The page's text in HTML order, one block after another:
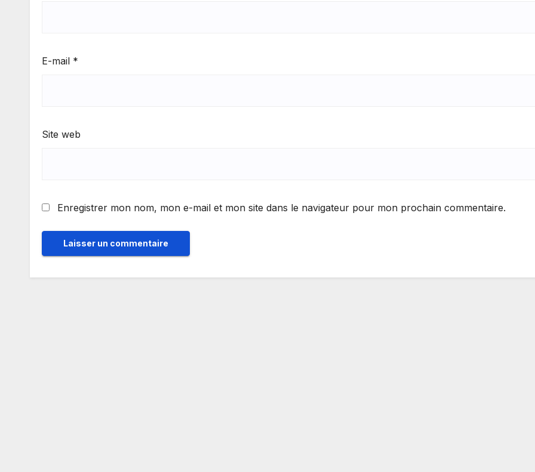
E-mail *
Site web
Enregistrer mon nom, mon e-mail et mon site dans le navigateur pour mon prochain commentaire.